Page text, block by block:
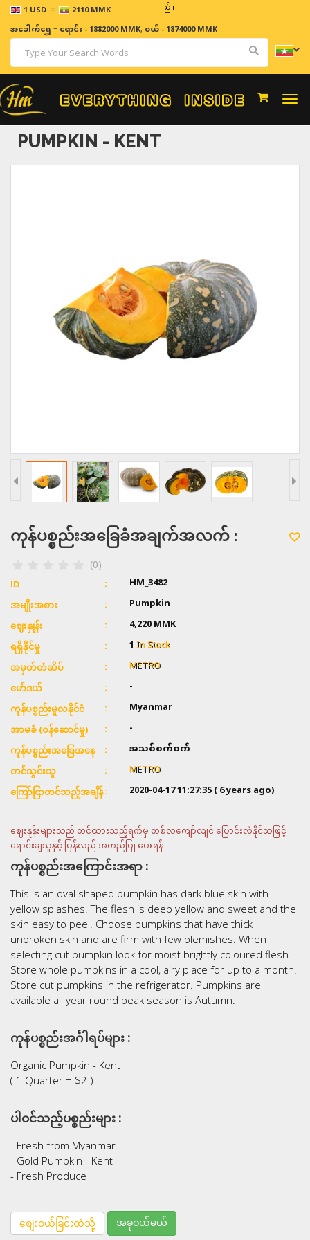
1 USD = 2110 MMK
အခေါက်ရွှေ=ရောင်း - 1882000 MMK, ဝယ် - 1874000 MMK
PUMPKIN - KENT
ကုန်ပစ္စည်းအခြေခံအချက်အလက် :
(0)
ID HM_3482
အမျိုးအစား Pumpkin
ဈေးနှုန်း 4,220 MMK
ရရှိနိုင်မှု 1In Stock
အမှတ်တံဆိပ် METRO
မော်ဒယ် -
ကုန်ပစ္စည်းမူလနိုင်ငံ Myanmar
အာမခံ (ဝန်ဆောင်မှု) -
ကုန်ပစ္စည်းအခြေအနေ အသစ်စက်စက်
တင်သွင်းသူ METRO
ကြော်ငြာတင်သည့်အချိန် 2020-04-17 11:27:35( 6 years ago)
ဈေးနုန်းများသည် တင်ထားသည့်ရက်မှ တစ်လကျော်လျင် ပြောင်းလဲနိုင်သဖြင့်
ရောင်းချသူနှင့် ပြန်လည် အတည်ပြု ပေးရန်
ကုန်ပစ္စည်းအကြောင်းအရာ :
This is an oval shaped pumpkin has dark blue skin with
yellow splashes. The flesh is deep yellow and sweet and the
skin easy to peel. Choose pumpkins that have thick
unbroken skin and are firm with few blemishes. When
selecting cut pumpkin look for moist brightly coloured flesh.
Store whole pumpkins in a cool, airy place for up to a month.
Store cut pumpkins in the refrigerator. Pumpkins are
available all year round peak season is Autumn.
ကုန်ပစ္စည်းအင်္ဂါရပ်များ :
Organic Pumpkin - Kent
( 1 Quarter = $2 )
ပါဝင်သည့်ပစ္စည်းများ :
- Fresh from Myanmar
- Gold Pumpkin - Kent
- Fresh Produce
စျေးဝယ်ခြင်းထဲသို့ အခုဝယ်မယ်